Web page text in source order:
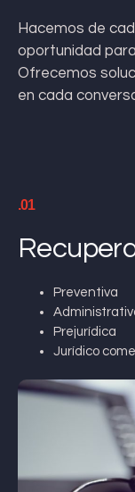
Hacemos de
oportunidad
Ofrecemos
en cada
.01
Preventiva
Prejurídica
Jurídico